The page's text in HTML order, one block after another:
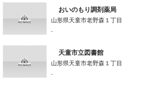
おいのもり調剤薬局
山形県天童市老野森１丁目
-
天童市立図書館
山形県天童市老野森１丁目
-